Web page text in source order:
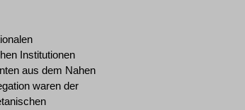
Institutionen
aus dem Nahen
waren der